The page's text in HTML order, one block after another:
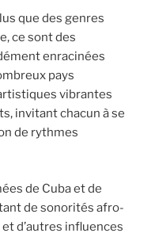
que des genres
ce sont des
enracinées
pays
vibrantes
invitant chacun à se
de rythmes
de Cuba et de
de sonorités afro-
d’autres influences